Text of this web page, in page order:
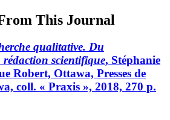
This Journal
qualitative. Du
scientifique, Stéphanie
Robert, Ottawa, Presses de
coll. « Praxis », 2018, 270 p.